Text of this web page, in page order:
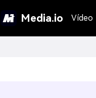
Media.io Vídeo